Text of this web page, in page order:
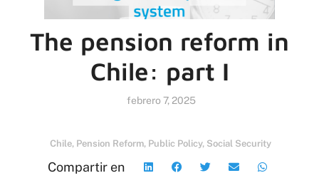
The pension reform in
Chile: part I
febrero 7, 2025
Chile, Pension Reform, Public Policy, Social Security
Compartir en